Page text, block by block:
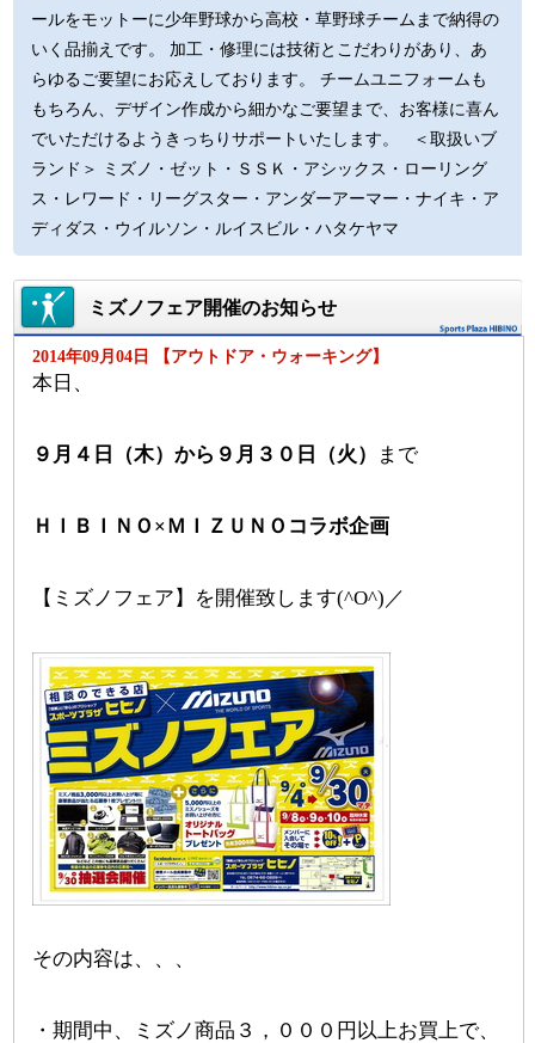
ールをモットーに少年野球から高校・草野球チームまで納得の
いく品揃えです。 加工・修理には技術とこだわりがあり、あ
らゆるご要望にお応えしております。 チームユニフォームも
もちろん、デザイン作成から細かなご要望まで、お客様に喜ん
でいただけるようきっちりサポートいたします。 ＜取扱いブ
ランド＞ ミズノ・ゼット・ＳＳＫ・アシックス・ローリング
ス・レワード・リーグスター・アンダーアーマー・ナイキ・ア
ディダス・ウイルソン・ルイスビル・ハタケヤマ
ミズノフェア開催のお知らせ
2014年09月04日 【アウトドア・ウォーキング】
本日、
９月４日（木）から９月３０日（火） まで
ＨＩＢＩＮＯ×ＭＩＺＵＮＯコラボ企画
【ミズノフェア】を開催致します(^O^)／
その内容は、、、
・期間中、ミズノ商品３，０００円以上お買上で、